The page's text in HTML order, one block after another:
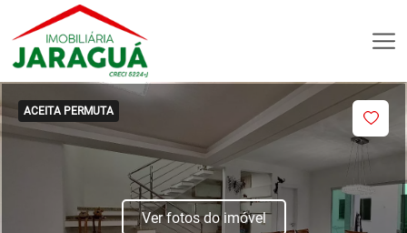
ACEITA PERMUTA
Ver fotos do imóvel